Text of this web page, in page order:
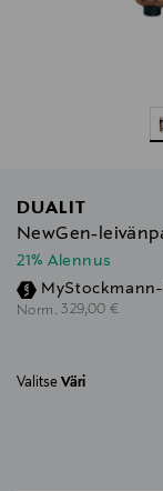
DUALIT
NewGen-
21% Alennus
Norm. Original Price
329,00 €
Valitse Väri